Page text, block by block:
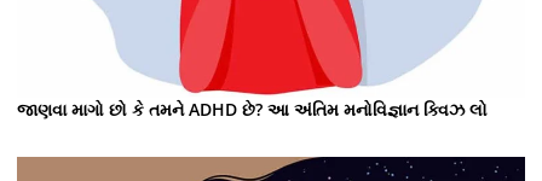
જાણવા માગો છો કે તમને ADHD છે? આ અંતિમ મનોવિજ્ઞાન ક્વિઝ લો